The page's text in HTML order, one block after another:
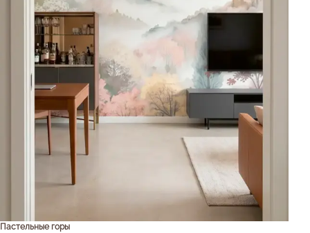
Пастельные горы